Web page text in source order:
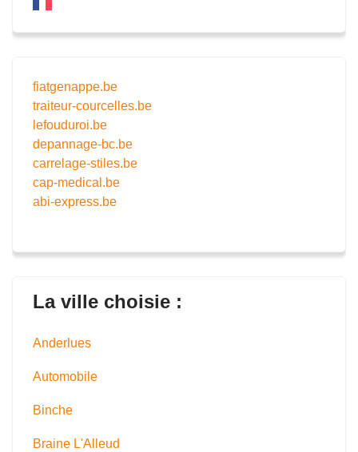
fiatgenappe.be
traiteur-courcelles.be
lefouduroi.be
depannage-bc.be
carrelage-stiles.be
cap-medical.be
abi-express.be
La ville choisie :
Anderlues
Automobile
Binche
Braine L'Alleud